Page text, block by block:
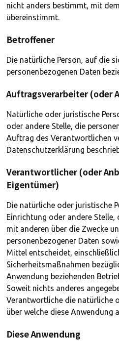
nicht anders bestimmt, mit
übereinstimmt.
Betroffener
Die natürliche Person, auf die
personenbezogenen Daten
Auftragsverarbeiter (oder
Natürliche oder juristische
oder andere Stelle, die
Auftrag des Verantwortlichen
Datenschutzerklärung
Verantwortlicher (oder
Eigentümer)
Die natürliche oder juristische
Einrichtung oder andere Stelle,
mit anderen über die Zwecke
personenbezogener Daten
Mittel entscheidet,
Sicherheitsmaßnahmen
Anwendung beziehenden
Soweit nichts anderes
Verantwortliche die natürliche
über welche diese Anwendung
Diese Anwendung